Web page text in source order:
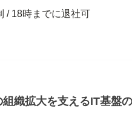
/ 18時までに退社可
織拡大を支えるIT基盤